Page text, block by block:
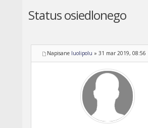
Status osiedlonego
Napisane luolipolu » 31 mar 2019, 08:56